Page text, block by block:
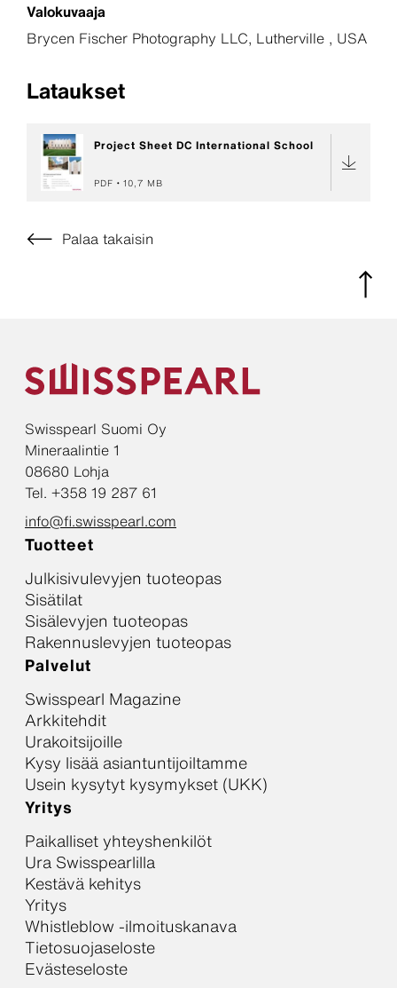
Valokuvaaja
Brycen Fischer Photography LLC, Lutherville , USA
Lataukset
Project Sheet DC International School
PDF 10,7 MB
Palaa takaisin
Swisspearl Suomi Oy
Mineraalintie 1
08680 Lohja
Tel. +358 19 287 61
info@fi.swisspearl.com
Tuotteet
Julkisivulevyjen tuoteopas
Sisätilat
Sisälevyjen tuoteopas
Rakennuslevyjen tuoteopas
Palvelut
Swisspearl Magazine
Arkkitehdit
Urakoitsijoille
Kysy lisää asiantuntijoiltamme
Usein kysytyt kysymykset (UKK)
Yritys
Paikalliset yhteyshenkilöt
Ura Swisspearlilla
Kestävä kehitys
Yritys
Whistleblow -ilmoituskanava
Tietosuojaseloste
Evästeseloste